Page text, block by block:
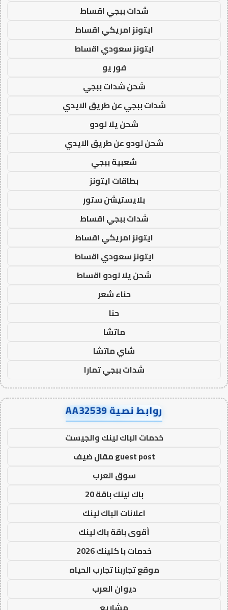
شدات ببجي اقساط
ايتونز امريكي اقساط
ايتونز سعودي اقساط
فور يو
شحن شدات ببجي
شدات ببجي عن طريق الايدي
شحن يلا لودو
شحن لودو عن طريق الايدي
شعبية ببجي
بطاقات ايتونز
بلايستيشن ستور
شدات ببجي اقساط
ايتونز امريكي اقساط
ايتونز سعودي اقساط
شحن يلا لودو اقساط
حناء شعر
حنا
ماتشا
شاي ماتشا
شدات ببجي تمارا
روابط نصية AA32539
خدمات الباك لينك والجيست
guest post مقال ضيف
سوق العرب
باك لينك باقة 20
اعلانات الباك لينك
أقوى باقة باك لينك
خدمات با كلينك 2026
موقع تجاربنا تجارب الحياه
ديوان العرب